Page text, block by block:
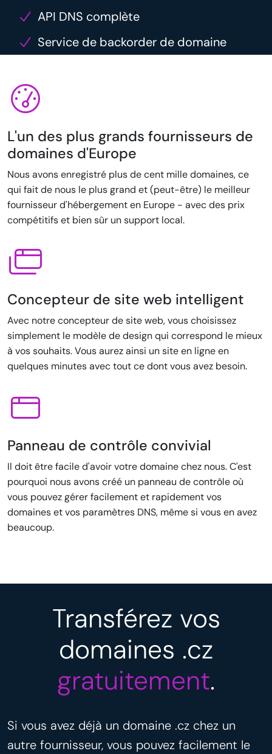
API DNS complète
Service de backorder de domaine
L'un des plus grands fournisseurs de
domaines d'Europe
Nous avons enregistré plus de cent mille domaines, ce
qui fait de nous le plus grand et (peut-être) le meilleur
fournisseur d'hébergement en Europe - avec des prix
compétitifs et bien sûr un support local.
Concepteur de site web intelligent
Avec notre concepteur de site web, vous choisissez
simplement le modèle de design qui correspond le mieux
à vos souhaits. Vous aurez ainsi un site en ligne en
quelques minutes avec tout ce dont vous avez besoin.
Panneau de contrôle convivial
Il doit être facile d'avoir votre domaine chez nous. C'est
pourquoi nous avons créé un panneau de contrôle où
vous pouvez gérer facilement et rapidement vos
domaines et vos paramètres DNS, même si vous en avez
beaucoup.
Transférez vos
domaines .cz
gratuitement.
Si vous avez déjà un domaine .cz chez un
autre fournisseur, vous pouvez facilement le